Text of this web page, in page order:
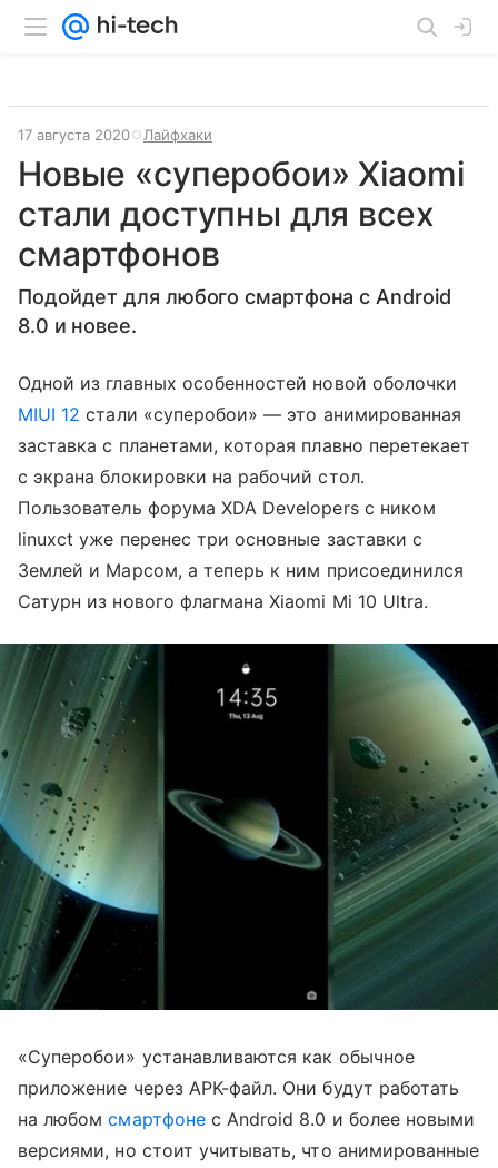
17 августа 2020 Лайфхаки
Новые «суперобои» Xiaomi
стали доступны для всех
смартфонов
Подойдет для любого смартфона с Android
8.0 и новее.
Одной из главных особенностей новой оболочки
MIUI 12 стали «суперобои» — это анимированная
заставка с планетами, которая плавно перетекает
с экрана блокировки на рабочий стол.
Пользователь форума XDA Developers с ником
linuxct уже перенес три основные заставки с
Землей и Марсом, а теперь к ним присоединился
Сатурн из нового флагмана Xiaomi Mi 10 Ultra.
«Суперобои» устанавливаются как обычное
приложение через APK-файл. Они будут работать
на любомсмартфонес Android 8.0 и более новыми
версиями, но стоит учитывать, что анимированные